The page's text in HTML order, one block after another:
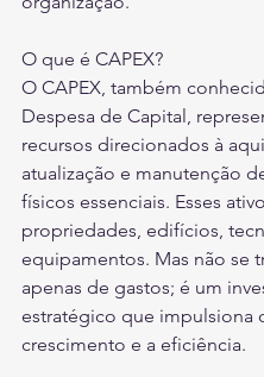
O que é CAPEX?
O CAPEX, também
Despesa de Capital,
recursos direcionados à
atualização e manutenção
físicos essenciais. Esses
propriedades, edifícios,
equipamentos. Mas não se
apenas de gastos; é um
estratégico que impulsiona
crescimento e a eficiência.